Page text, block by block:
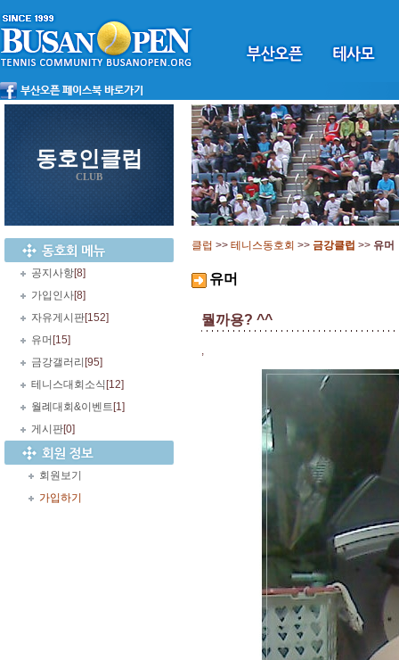
동호인클럽
CLUB
공지사항[8]
가입인사[8]
자유게시판[152]
유머 [15]
금강갤러리 [95]
테니스대회소식 [12]
월례대회&이벤트 [1]
게시판[0]
회원보기
가입하기
클럽 >> 테니스동호회 >> 금강클럽 >> 유머
유머
뭘까용? ^^
,